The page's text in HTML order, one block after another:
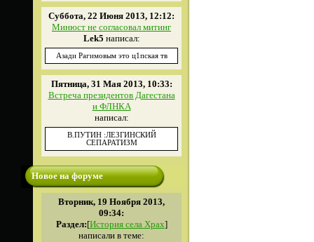
Суббота, 22 Июня 2013, 12:12:
Минюст не согласовал митинг
Lek5 написал:
Азади Рагимовым это ц1пская тв
Пятница, 31 Мая 2013, 10:33:
Встреча президентов Дагестана
и ФЛНКА
написал:
В.ПУТИН :ЛЕЗГИНСКИЙ
СЕПАРАТИЗМ
Новое на форуме
Вторник, 19 Ноября 2013,
09:34:
Раздел:[История села Храх]
написали в теме: